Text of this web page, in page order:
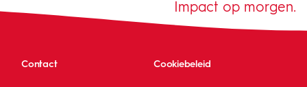
Contact Cookiebeleid
Impact op morgen.